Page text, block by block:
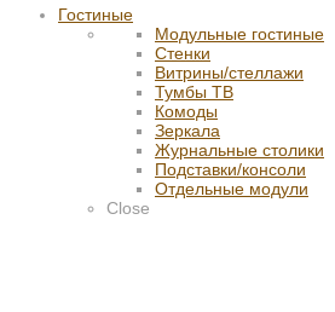
Гостиные
Модульные гостиные
Стенки
Витрины/стеллажи
Тумбы ТВ
Комоды
Зеркала
Журнальные столики
Подставки/консоли
Отдельные модули
Close